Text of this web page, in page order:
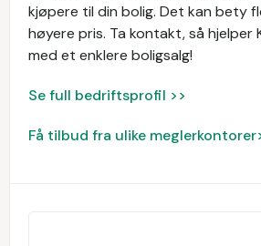
kjøpere til din bolig. Det kan bety
høyere pris. Ta kontakt, så hjelper
med et enklere boligsalg!
Se full bedriftsprofil >>
Få tilbud fra ulike